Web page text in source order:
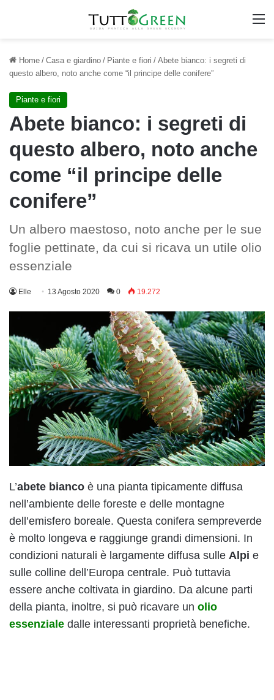
Home / Casa e giardino / Piante e fiori / Abete bianco: i segreti di
questo albero, noto anche come “il principe delle conifere”
Piante e fiori
Abete bianco: i segreti di
questo albero, noto anche
come “il principe delle
conifere”
Un albero maestoso, noto anche per le sue
foglie pettinate, da cui si ricava un utile olio
essenziale
Elle 13 Agosto 2020 0 19.272
L’abete bianco è una pianta tipicamente diffusa
nell’ambiente delle foreste e delle montagne
dell’emisfero boreale. Questa conifera sempreverde
è molto longeva e raggiunge grandi dimensioni. In
condizioni naturali è largamente diffusa sulle Alpi e
sulle colline dell’Europa centrale. Può tuttavia
essere anche coltivata in giardino. Da alcune parti
della pianta, inoltre, si può ricavare un olio
essenziale dalle interessanti proprietà benefiche.